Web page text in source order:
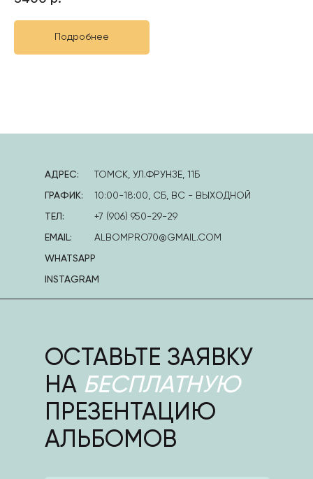
Подробнее
ОСТАВЬТЕ ЗАЯВКУ
НА БЕСПЛАТНУЮ
ПРЕЗЕНТАЦИЮ
АЛЬБОМОВ
АДРЕС:
WHATSAPP
INSTAGRAM
ТОМСК, УЛ.ФРУНЗЕ, 11Б
ГРАФИК: 10:00-18:00, СБ, ВС - ВЫХОДНОЙ
ТЕЛ:
EMAIL:
+7 (906) 950-29-29
ALBOMPRO70@GMAIL.COM